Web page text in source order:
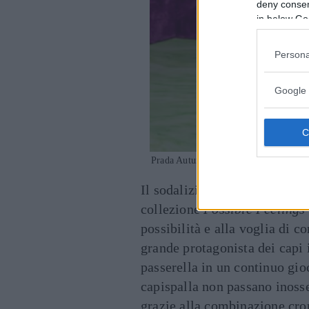
deny
in below
Google
Prada Autunno-Inverno 2021/2022
Il sodalizio artistico tra
collezionePossible
possibilità e alla voglia di
grande protagonista dei
passerella in un continuo
capispalla non passano
grazie alla combinazione